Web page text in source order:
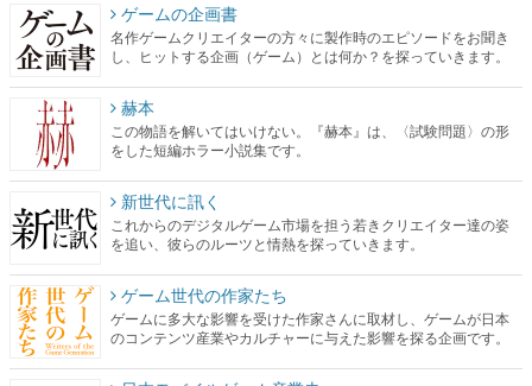
ゲームの企画書
名作ゲームクリエイターの方々に製作時のエピソードをお聞き
し、ヒットする企画（ゲーム）とは何か？を探っていきます。
赫本
この物語を解いてはいけない。『赫本』は、〈試験問題〉の形
をした短編ホラー小説集です。
新世代に訊く
これからのデジタルゲーム市場を担う若きクリエイター達の姿
を追い、彼らのルーツと情熱を探っていきます。
ゲーム世代の作家たち
ゲームに多大な影響を受けた作家さんに取材し、ゲームが日本
のコンテンツ産業やカルチャーに与えた影響を探る企画です。